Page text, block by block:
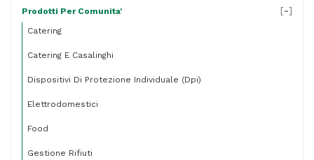
Prodotti Per Comunita'
Catering
Catering E Casalinghi
Dispositivi Di Protezione Individuale (dpi)
Elettrodomestici
Food
Gestione Rifiuti
[-]